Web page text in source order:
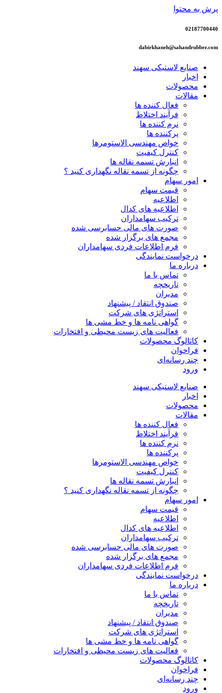
پرش به محتوا
02187700440
dabirkhaneh@sahandrubber.com
صنایع لاستیکی سهند
اخبار
محصولات
مقالات
فعال کننده ها
فرآیند اختلاط
نرم کننده ها
پرکننده ها
خواص مهندسی الاستومرها
کنترل کیفیت
انبارش تسمه نقاله ها
چگونه از تسمه نقاله نگهداری کنید ؟
امور سهام
قیمت سهام
اطلاعیه
اطلاعیه های کدال
ترکیب سهامداران
صورت های مالی حسابرسی شده
مجمع های برگزار شده
فرم اطلاعات فردی سهامداران
درخواست نمایندگی
درباره ما
تماس با ما
تاریخچه
مدیران
صندوق انتقاد / پیشنهاد
استراتژی های شرکت
گواهی نامه ها و خط مشی ها
فعالیت های زیست محیطی و افتخارات
کاتالوگ محصولات
فراخوان
چند رسانه‌ای
ورود
صنایع لاستیکی سهند
اخبار
محصولات
مقالات
فعال کننده ها
فرآیند اختلاط
نرم کننده ها
پرکننده ها
خواص مهندسی الاستومرها
کنترل کیفیت
انبارش تسمه نقاله ها
چگونه از تسمه نقاله نگهداری کنید ؟
امور سهام
قیمت سهام
اطلاعیه
اطلاعیه های کدال
ترکیب سهامداران
صورت های مالی حسابرسی شده
مجمع های برگزار شده
فرم اطلاعات فردی سهامداران
درخواست نمایندگی
درباره ما
تماس با ما
تاریخچه
مدیران
صندوق انتقاد / پیشنهاد
استراتژی های شرکت
گواهی نامه ها و خط مشی ها
فعالیت های زیست محیطی و افتخارات
کاتالوگ محصولات
فراخوان
چند رسانه‌ای
ورود